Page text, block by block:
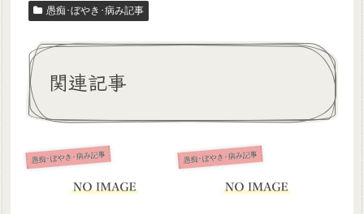
愚痴･ぼやき･病み記事
関連記事
愚痴･ぼやき･病み記事 愚痴･ぼやき･病み記事